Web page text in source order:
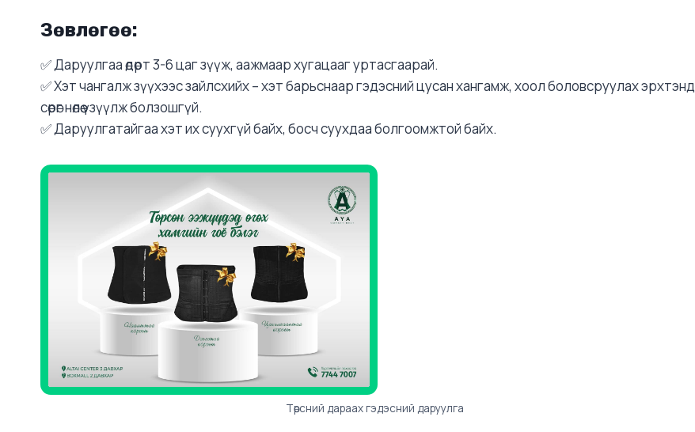
Зөвлөгөө:
✅ Даруулгаа өдөрт 3-6 цаг зүүж, аажмаар хугацааг уртасгаарай.
✅ Хэт чангалж зүүхээс зайлсхийх – хэт барьснаар гэдэсний цусан хангамж, хоол боловсруулах эрхтэнд
сөрөг нөлөө үзүүлж болзошгүй.
✅ Даруулгатайгаа хэт их суухгүй байх, босч суухдаа болгоомжтой байх.
Төрсний дараах гэдэсний даруулга